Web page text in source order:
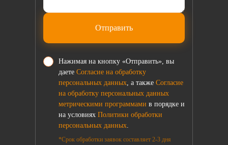
Отправить
Нажимая на кнопку «Отправить», вы
даете Согласие на обработку
персональных данных, а также Согласие
на обработку персональных данных
метрическими программами в порядке и
на условиях Политики обработки
персональных данных.
*Срок обработки заявок составляет 2-3 дня